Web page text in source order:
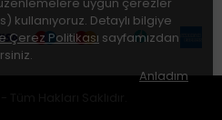
kullanıyoruz. Detaylı bilgiye
Çerez Politikası sayfamızdan
Anladım